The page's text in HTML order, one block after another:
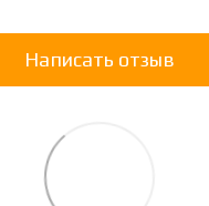
Написать отзыв